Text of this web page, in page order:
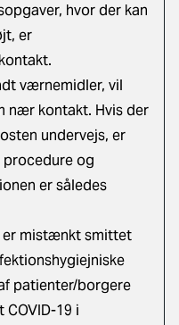
hvor der kan
er
værnemidler, vil
nær kontakt. Hvis der
undervejs, er
procedure og
er således
er mistænkt smittet
patienter/borgere
19 i